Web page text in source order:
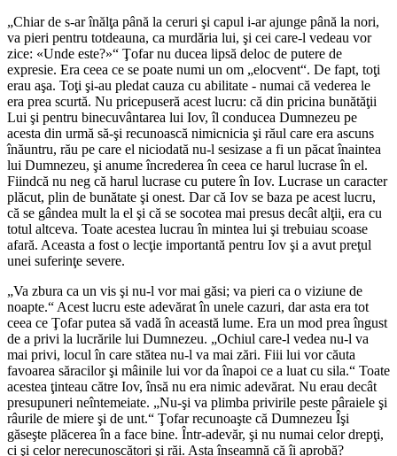
„Chiar de s-ar înălţa până la ceruri şi capul i-ar ajunge până la nori,
va pieri pentru totdeauna, ca murdăria lui, şi cei care-l vedeau vor
zice: «Unde este?»“ Ţofar nu ducea lipsă deloc de putere de
expresie. Era ceea ce se poate numi un om „elocvent“. De fapt, toţi
erau aşa. Toţi şi-au pledat cauza cu abilitate - numai că vederea le
era prea scurtă. Nu pricepuseră acest lucru: că din pricina bunătăţii
Lui şi pentru binecuvântarea lui Iov, îl conducea Dumnezeu pe
acesta din urmă să-şi recunoască nimicnicia şi răul care era ascuns
înăuntru, rău pe care el niciodată nu-l sesizase a fi un păcat înaintea
lui Dumnezeu, şi anume încrederea în ceea ce harul lucrase în el.
Fiindcă nu neg că harul lucrase cu putere în Iov. Lucrase un caracter
plăcut, plin de bunătate şi onest. Dar că Iov se baza pe acest lucru,
că se gândea mult la el şi că se socotea mai presus decât alţii, era cu
totul altceva. Toate acestea lucrau în mintea lui şi trebuiau scoase
afară. Aceasta a fost o lecţie importantă pentru Iov şi a avut preţul
unei suferinţe severe.
„Va zbura ca un vis şi nu-l vor mai găsi; va pieri ca o viziune de
noapte.“ Acest lucru este adevărat în unele cazuri, dar asta era tot
ceea ce Ţofar putea să vadă în această lume. Era un mod prea îngust
de a privi la lucrările lui Dumnezeu. „Ochiul care-l vedea nu-l va
mai privi, locul în care stătea nu-l va mai zări. Fiii lui vor căuta
favoarea săracilor şi mâinile lui vor da înapoi ce a luat cu sila.“ Toate
acestea ţinteau către Iov, însă nu era nimic adevărat. Nu erau decât
presupuneri neîntemeiate. „Nu-şi va plimba privirile peste pâraiele şi
râurile de miere şi de unt.“ Ţofar recunoaşte că Dumnezeu Îşi
găseşte plăcerea în a face bine. Într-adevăr, şi nu numai celor drepţi,
ci şi celor nerecunoscători şi răi. Asta înseamnă că îi aprobă?